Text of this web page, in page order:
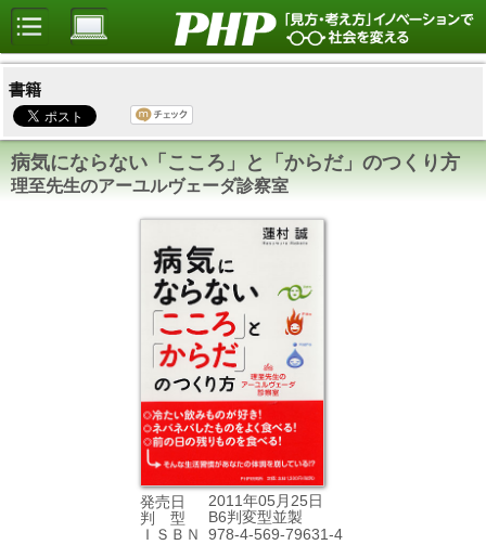
書籍
病気にならない「こころ」と「からだ」のつくり方
理至先生のアーユルヴェーダ診察室
発売日
2011年05月25日
判 型
B6判変型並製
ＩＳＢＮ
978-4-569-79631-4